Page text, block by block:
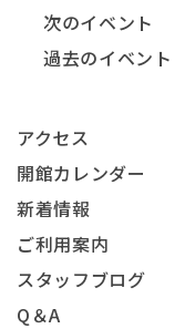
次のイベント
過去のイベント
アクセス
開館カレンダー
新着情報
ご利用案内
スタッフブログ
Q＆A